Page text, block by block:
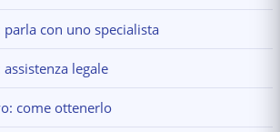
con uno specialista
legale
come ottenerlo